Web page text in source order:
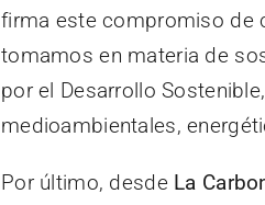
firma este compromiso de
tomamos en materia de
por el Desarrollo
medioambientales,
Por último, desdeLa